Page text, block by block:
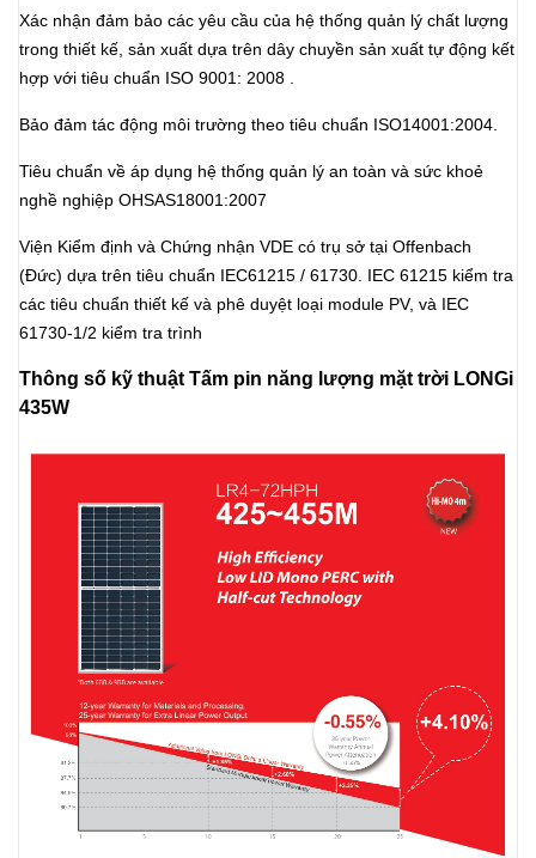
Xác nhận đảm bảo các yêu cầu của hệ thống quản lý chất lượng
trong thiết kế, sản xuất dựa trên dây chuyền sản xuất tự động kết
hợp với tiêu chuẩn ISO 9001: 2008 .
Bảo đảm tác động môi trường theo tiêu chuẩn ISO14001:2004.
Tiêu chuẩn về áp dụng hệ thống quản lý an toàn và sức khoẻ
nghề nghiệp OHSAS18001:2007
Viện Kiểm định và Chứng nhận VDE có trụ sở tại Offenbach
(Đức) dựa trên tiêu chuẩn IEC61215 / 61730. IEC 61215 kiểm tra
các tiêu chuẩn thiết kế và phê duyệt loại module PV, và IEC
61730-1/2 kiểm tra trình
Thông số kỹ thuật Tấm pin năng lượng mặt trời LONGi
435W